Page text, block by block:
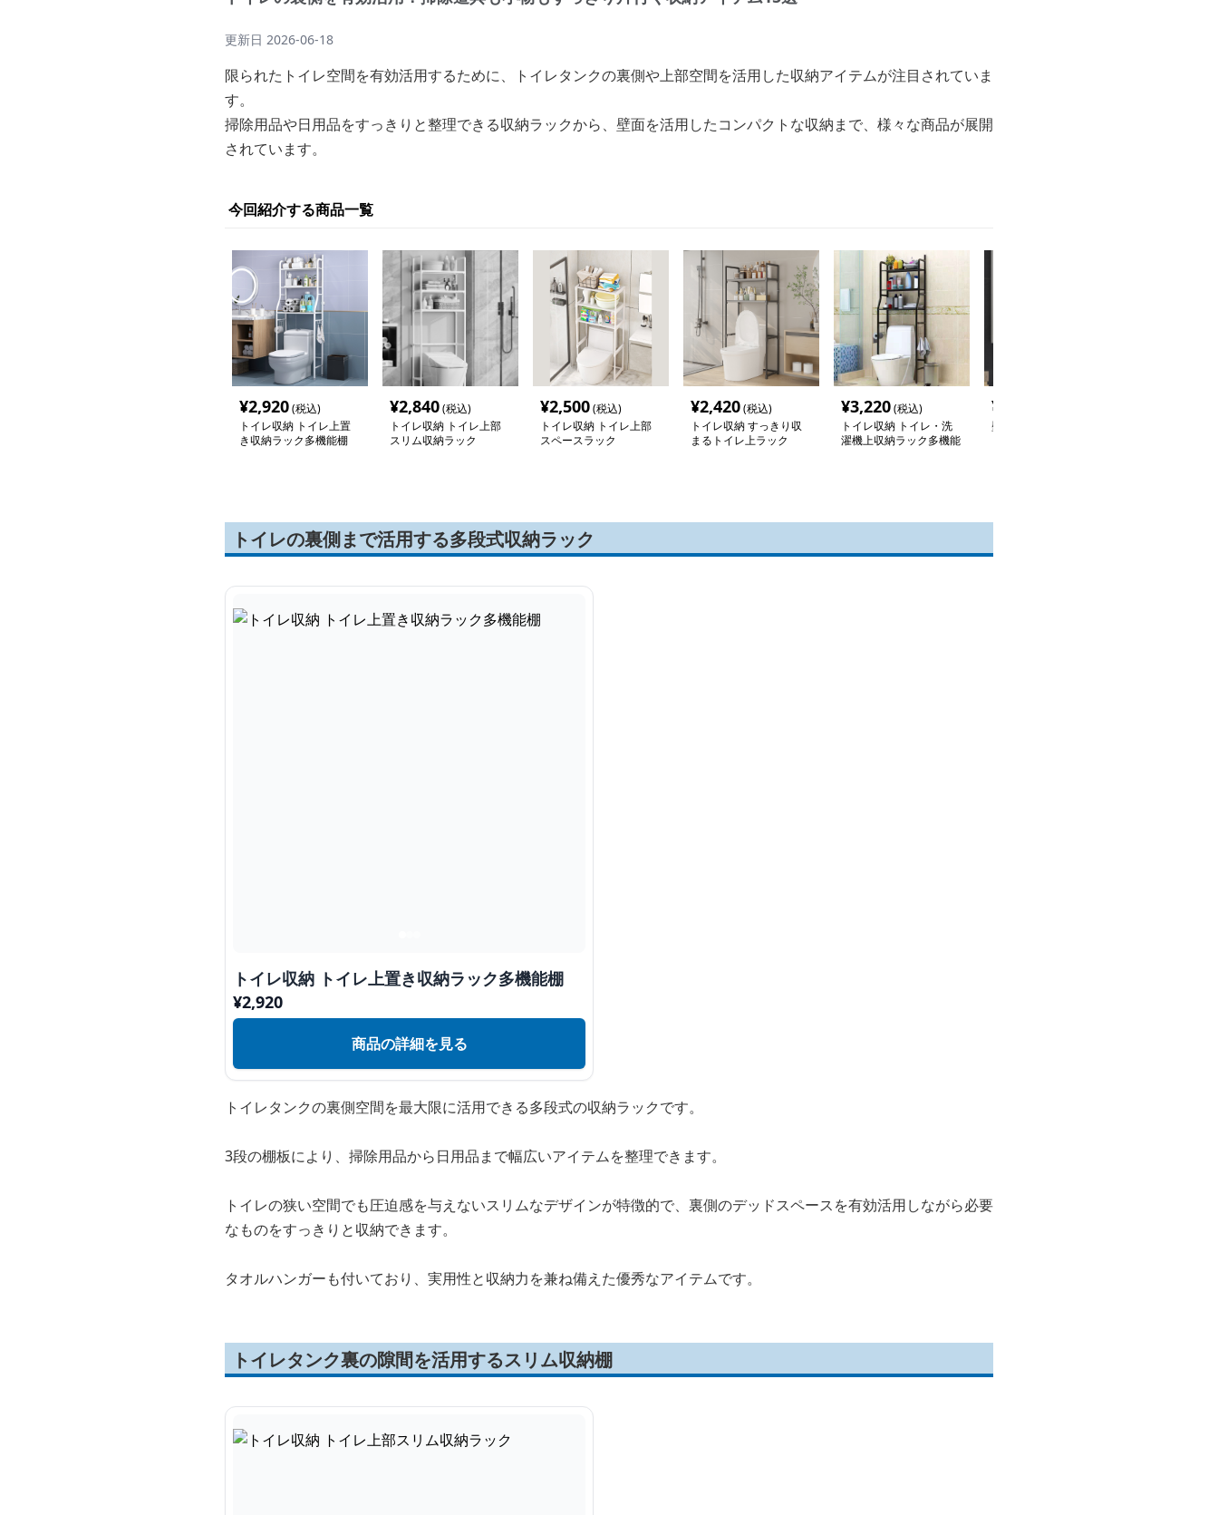
更新日 2026-06-18
限られたトイレ空間を有効活用するために、トイレタンクの裏側や上部空間を活用した収納アイテムが注目されていま
す。
掃除用品や日用品をすっきりと整理できる収納ラックから、壁面を活用したコンパクトな収納まで、様々な商品が展開
されています。
今回紹介する商品一覧
¥2,920(税込)
トイレ収納 トイレ上置
き収納ラック多機能棚
¥2,840(税込)
トイレ収納 トイレ上部
スリム収納ラック
¥2,500(税込)
トイレ収納 トイレ上部
スペースラック
¥2,420(税込)
トイレ収納 すっきり収
まるトイレ上ラック
¥3,220(税込)
トイレ収納 トイレ・洗
濯機上収納ラック多機能
¥
壁掛け式トイレ収納キャ
トイレの裏側まで活用する多段式収納ラック
トイレ収納 トイレ上置き収納ラック多機能棚
¥2,920
商品の詳細を見る
トイレタンクの裏側空間を最大限に活用できる多段式の収納ラックです。
3段の棚板により、掃除用品から日用品まで幅広いアイテムを整理できます。
トイレの狭い空間でも圧迫感を与えないスリムなデザインが特徴的で、裏側のデッドスペースを有効活用しながら必要
なものをすっきりと収納できます。
タオルハンガーも付いており、実用性と収納力を兼ね備えた優秀なアイテムです。
トイレタンク裏の隙間を活用するスリム収納棚